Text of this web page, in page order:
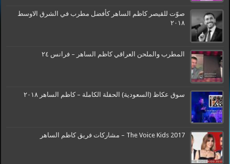
صوّت للقيصر كاظم الساهر كأفضل مطرب في الشرق الاوسط
٢٠١٨
المطرب والملحن العراقي كاظم الساهر – فرانس ٢٤
سوق عكاظ (السعودية) الحفلة الكاملة – كاظم الساهر ٢٠١٨
The Voice Kids 2017 – مشاركات فريق كاظم الساهر